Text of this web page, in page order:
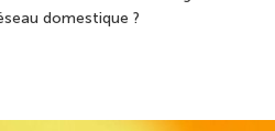
domestique ?